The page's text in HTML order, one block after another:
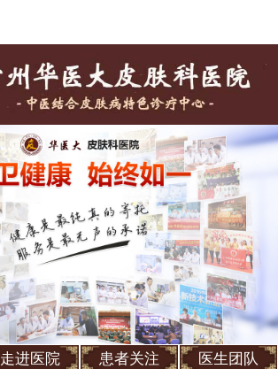
走进医院 患者关注
医生团队